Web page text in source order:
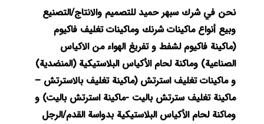
نحن في شرك سبهر حميد للتصميم والانتاج/التصنيع
وبيع أنواع ماكينات شرنك وماكينات تغليف فاكيوم
(ماكينة فاكيوم لشفط و تفريغ الهواء من الاكياس
الصناعية) وماكنة لحام الأكياس البلاستيكية (المنضدية)
و ماكينات تغليف استرتش (ماكينة تغليف بالاسترتش –
ماكينة تغليف سترتش باليت -ماكينة استرتش باليت) و
وماكنة لحام الأكياس البلاستيكية بدواسة القدم/الرجل